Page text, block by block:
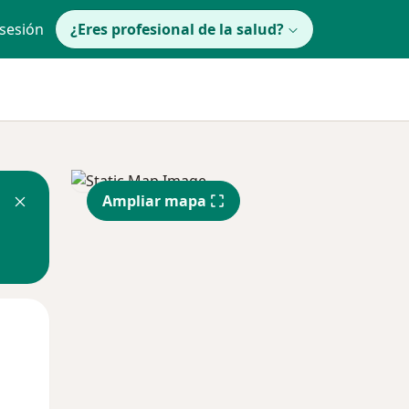
¿Eres profesional de la salud?
Ampliar mapa